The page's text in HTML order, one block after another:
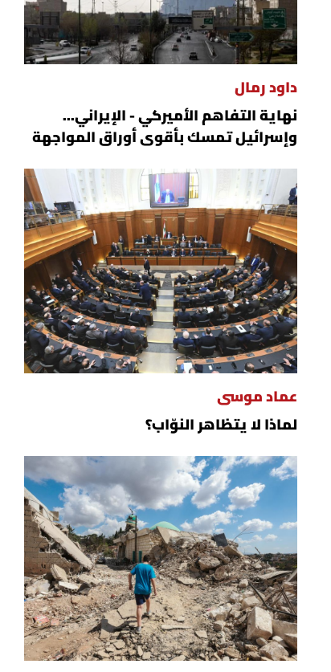
داود رمال
نهاية التفاهم الأميركي - الإيراني...
وإسرائيل تمسك بأقوى أوراق المواجهة
عماد موسى
لماذا لا يتظاهر النوّاب؟